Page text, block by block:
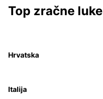
Top zračne luke
Hrvatska
Italija